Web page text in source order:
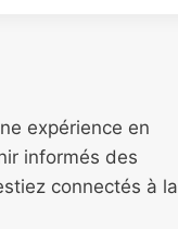
expérience en
informés des
connectés à la